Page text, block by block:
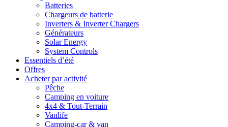
Batteries
Chargeurs de batterie
Inverters & Inverter Chargers
Générateurs
Solar Energy
System Controls
Essentiels d’été
Offres
Acheter par activité
Pêche
Camping en voiture
4x4 & Tout-Terrain
Vanlife
Camping-car & van